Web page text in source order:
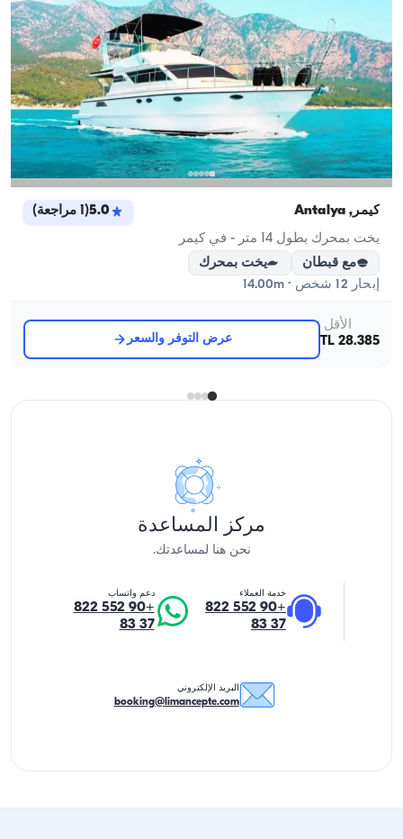
كيمر, Antalya 5.0
(
1 مراجعة)
يخت بمحرك بطول 14 متر - في كيمر
مع قبطان
يخت بمحرك
إبحار 12 شخص · 14.00m
الأقل
28.385 TL
عرض التوفر والسعر
مركز المساعدة
نحن هنا لمساعدتك.
خدمة العملاء
+90 552 822
37 83
دعم واتساب
+90 552 822
37 83
البريد الإلكتروني
booking@limancepte.com